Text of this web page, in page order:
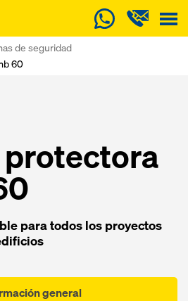
de seguridad
60
protectora
para todos los proyectos
general